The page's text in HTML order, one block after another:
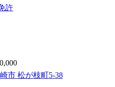
許
市 松が枝町5-38